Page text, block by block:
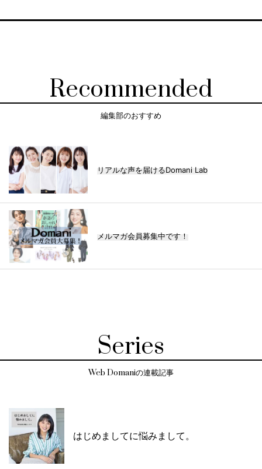
Recommended
編集部のおすすめ
リアルな声を届けるDomani Lab
メルマガ会員募集中です！
Series
Web Domaniの連載記事
はじめましてに悩みまして。